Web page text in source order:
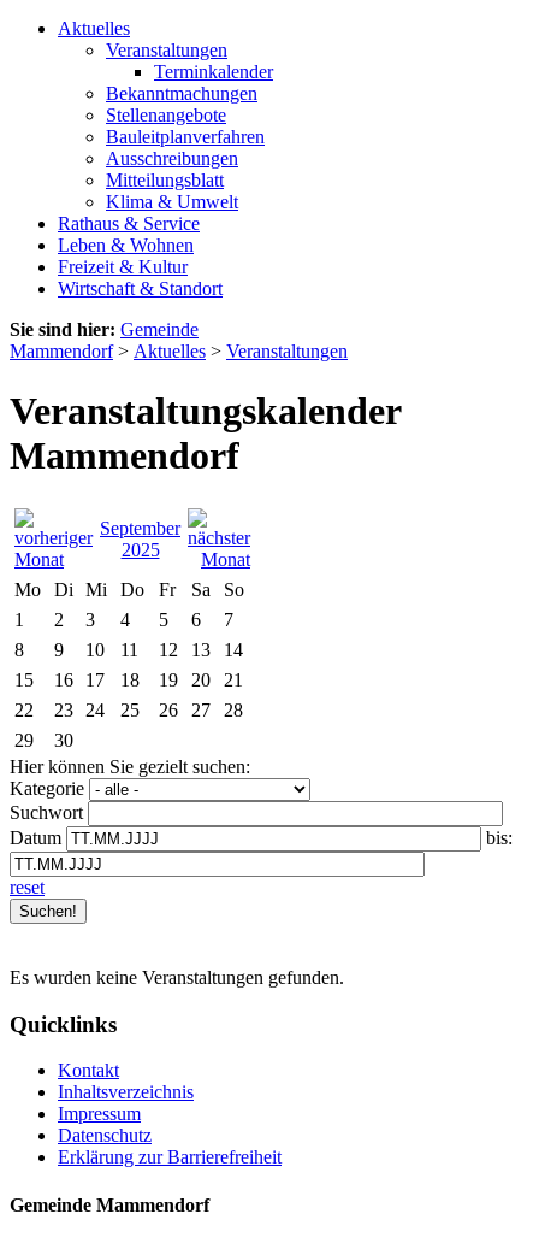
Aktuelles
Veranstaltungen
Terminkalender
Bekanntmachungen
Stellenangebote
Bauleitplanverfahren
Ausschreibungen
Mitteilungsblatt
Klima & Umwelt
Rathaus & Service
Leben & Wohnen
Freizeit & Kultur
Wirtschaft & Standort
Sie sind hier: Gemeinde
Mammendorf> Aktuelles > Veranstaltungen
Veranstaltungskalender
Mammendorf
September
2025
Mo
Di Mi Do Fr Sa
So
1
2 3 4 5 6
7
8
9 10 11 12 13
14
15
16 17 18 19 20
21
22
23 24 25 26 27
28
29
30
Hier können Sie gezielt suchen:
Kategorie
Suchwort
Datum
bis:
reset
Es wurden keine Veranstaltungen gefunden.
Quicklinks
Kontakt
Inhaltsverzeichnis
Impressum
Datenschutz
Erklärung zur Barrierefreiheit
Gemeinde Mammendorf